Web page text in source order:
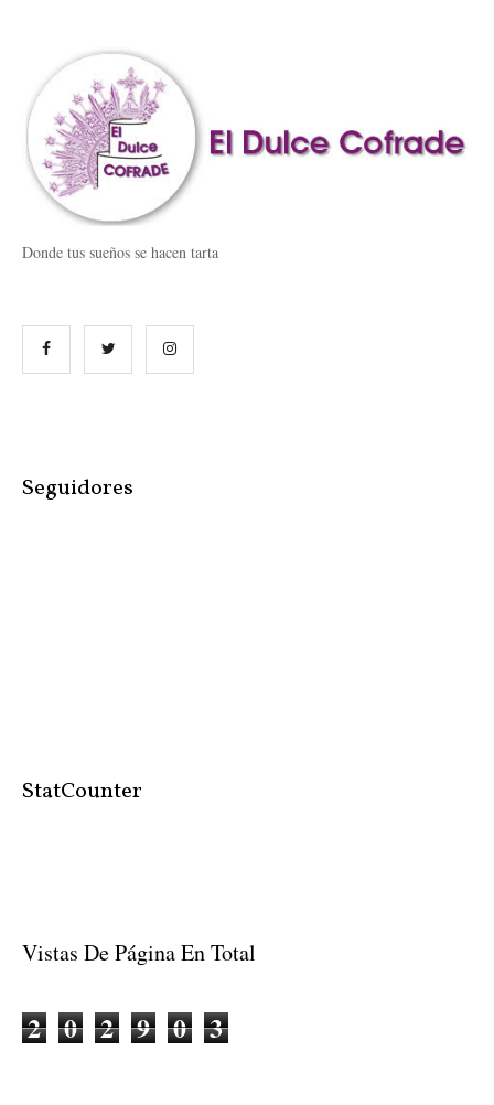
Donde tus sueños se hacen tarta
Seguidores
StatCounter
Vistas De Página En Total
2 0 2 9 0 3